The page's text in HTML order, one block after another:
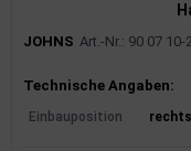
JOHNS Art.-Nr.: 90 07 10-2
Technische Angaben:
Einbauposition rechts